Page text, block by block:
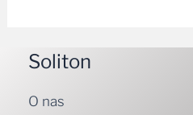
Soliton
O nas